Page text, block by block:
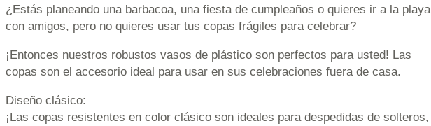
¿Estás planeando una barbacoa, una fiesta de cumpleaños o quieres ir a la playa
con amigos, pero no quieres usar tus copas frágiles para celebrar?
¡Entonces nuestros robustos vasos de plástico son perfectos para usted! Las
copas son el accesorio ideal para usar en sus celebraciones fuera de casa.
Diseño clásico:
¡Las copas resistentes en color clásico son ideales para despedidas de solteros,